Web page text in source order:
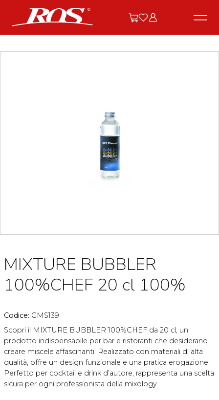
MIXTURE BUBBLER
100%CHEF 20 cl 100%
Codice: GMS139
Scopri il MIXTURE BUBBLER 100%CHEF da 20 cl, un
prodotto indispensabile per bar e ristoranti che desiderano
creare miscele affascinanti. Realizzato con materiali di alta
qualità, offre un design funzionale e una pratica erogazione.
Perfetto per cocktail e drink d’autore, rappresenta una scelta
sicura per ogni professionista della mixology.